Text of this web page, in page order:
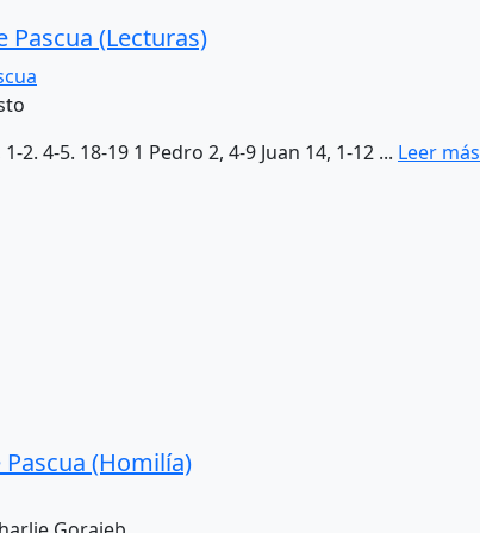
(Lecturas)
2. 4-5. 18-19 1 Pedro 2, 4-9 Juan 14, 1-12 ... Leer más
(Homilía)